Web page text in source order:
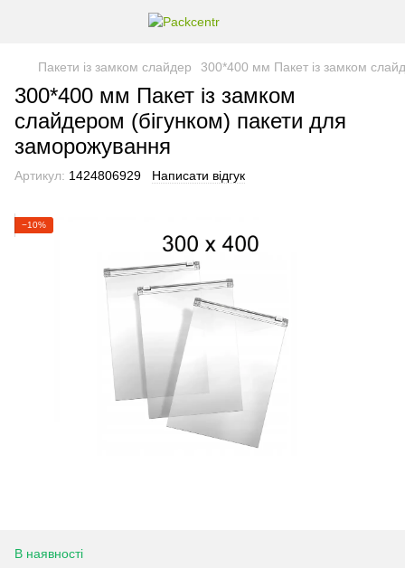
Пакети із замком слайдер 300*400 мм Пакет із замком
300*400 мм Пакет із замком
слайдером (бігунком) пакети для
заморожування
Артикул: 1424806929 Написати відгук
−10%
В наявності